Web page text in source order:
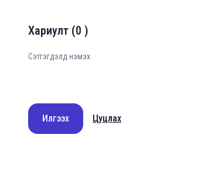
Хариулт (0 )
Илгээх Цуцлах